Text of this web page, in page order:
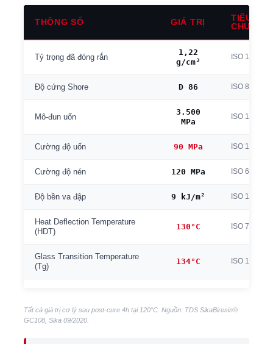
THÔNG SỐ GIÁ TRỊ
TIÊU
CHUẨN
Tỷ trọng đã đóng rắn
1,22
g/cm³
ISO 1183
Độ cứng Shore D 86 ISO 868
Mô-đun uốn
3.500
MPa
ISO 178
Cường độ uốn 90 MPa ISO 178
Cường độ nén 120 MPa ISO 604
Độ bền va đập 9 kJ/m² ISO 179
Heat Deflection Temperature
(HDT)
130°C ISO 75B
Glass Transition Temperature
(Tg)
134°C ISO 11357
Tất cả giá trị cơ lý sau post-cure 4h tại 120°C. Nguồn: TDS SikaBiresin®
GC108, Sika 09/2020.